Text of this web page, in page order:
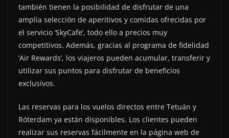
también tienen la posibilidad de disfrutar de una
amplia selección de aperitivos y comidas ofrecidas por
el servicio ‘SkyCafe’, todo ello a precios muy
competitivos. Además, gracias al programa de fidelidad
‘Air Rewards’, los viajeros pueden acumular, transferir y
utilizar sus puntos para disfrutar de beneficios
exclusivos.
Las reservas para los vuelos directos entre Tetuán y
Róterdam ya están disponibles. Los clientes pueden
realizar sus reservas fácilmente en la página web de